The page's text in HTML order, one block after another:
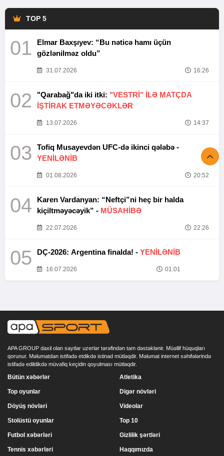
TOP 5
01
Elmar Baxşıyev: “Bu nəticə hamı üçün
gözlənilməz oldu”
31.07.2026 16:26
02 "Qarabağ"da iki itki: "VESTRİ" İLƏ MATÇDA
İŞTİRAK ETMƏYƏCƏKLƏR
13.07.2026 14:37
03
Tofiq Musayevdən UFC-də ikinci qələbə -
YENİLƏNİB
01.08.2026 20:52
04
Karen Vardanyan: “Neftçi”ni heç bir halda
kiçiltməyəcəyik” - MÜSAHİBƏ
22.07.2026 22:26
05 DÇ-2026: Argentina finalda! - YENİLƏNİB
16.07.2026 01:01
APA GROUP daxil olan saytlar uzerlər tərəfindən tam dəstəklənir. Müəllif hüquqları
qorunur. Məlumatdan istifadə etdikdə istinad mütləqdir. Məlumat internet səhifələrində
istifadə edildikdə müvafiq keçidin qoyulması mütləqdir.
Bütün xəbərlər
Top oyunlar
Döyüş növləri
Stolüstü oyunlar
Atletika
Digər növləri
Videolar
Top 10
Futbol xəbərləri
Tennis xəbərləri
Gizlilik şərtləri
Haqqımızda